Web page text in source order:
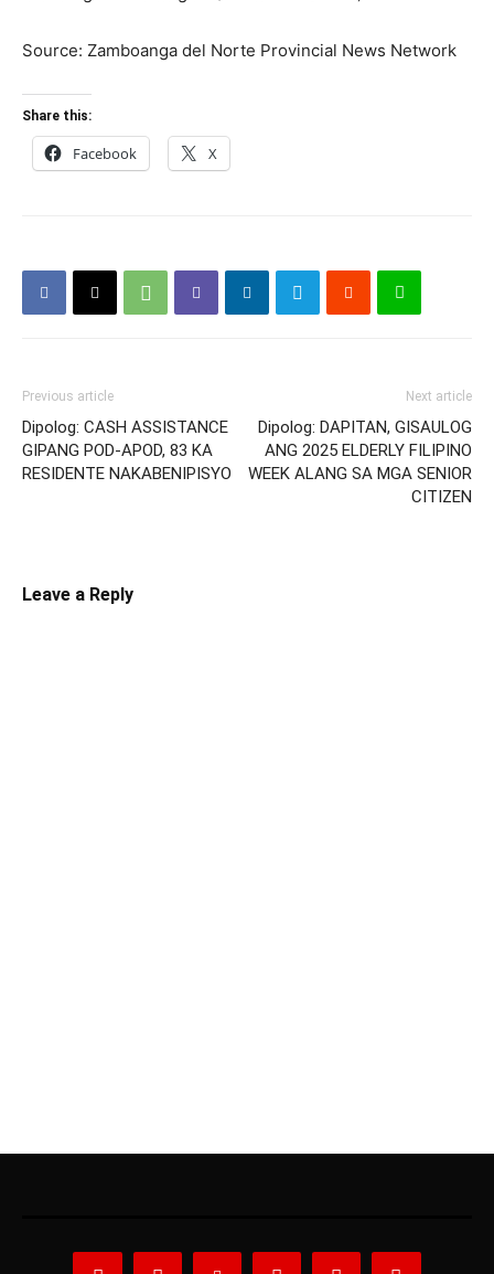
Source: Zamboanga del Norte Provincial News Network
Share this:
Facebook X
Previous article
Dipolog: CASH ASSISTANCE
GIPANG POD-APOD, 83 KA
RESIDENTE NAKABENIPISYO
Next article
Dipolog: DAPITAN, GISAULOG
ANG 2025 ELDERLY FILIPINO
WEEK ALANG SA MGA SENIOR
CITIZEN
Leave a Reply